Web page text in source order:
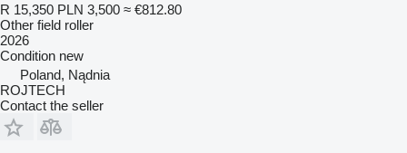
R 15,350 PLN 3,500 ≈ €812.80
Other field roller
2026
Condition new
Poland, Nądnia
ROJTECH
Contact the seller